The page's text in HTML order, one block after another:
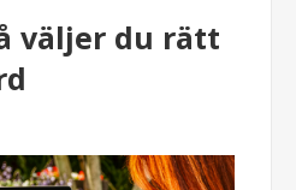
väljer du rätt